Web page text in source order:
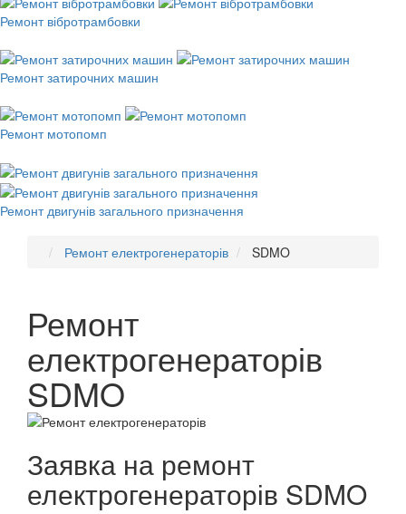
Ремонт вібротрамбовки
Ремонт затирочних машин
Ремонт мотопомп
Ремонт двигунів загального призначення
Ремонт електрогенераторів SDMO
Ремонт
електрогенераторів
SDMO
Заявка на ремонт
електрогенераторів SDMO